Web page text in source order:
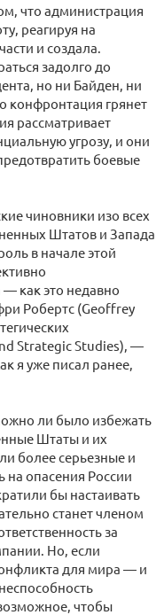
что администрация
реагируя на
и создала.
задолго до
но ни Байден, ни
конфронтация грянет
рассматривает
угрозу, и они
боевые
чиновники изо всех
Штатов и Запада
в начале этой
— как это недавно
Робертс (Geoffrey
Strategic Studies), —
я уже писал ранее,
ли было избежать
Штаты и их
более серьезные и
на опасения России
бы настаивать
станет членом
за
Но, если
для мира — и
чтобы